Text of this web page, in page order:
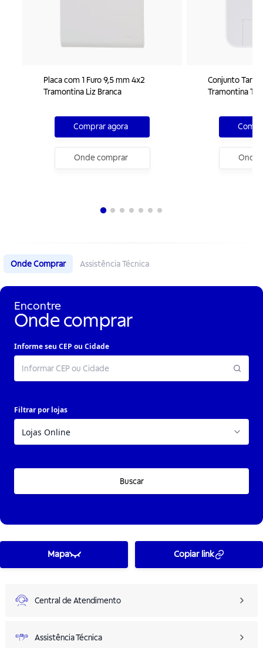
Placa com 1 Furo 9,5 mm 4x2
Tramontina Liz Branca
Comprar agora
Onde comprar
Conjunto
Tramontina
Onde
Onde Comprar Assistência Técnica
Encontre
Onde comprar
Informe seu CEP ou Cidade
Filtrar por lojas
Buscar
Mapa Copiar link
Central de Atendimento
Assistência Técnica